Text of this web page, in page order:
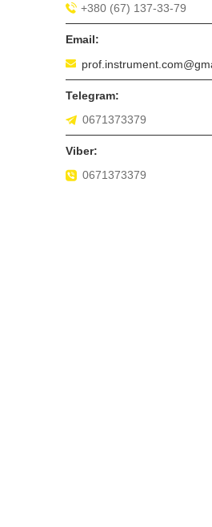
+380 (67) 137-33-79
0671373379
0671373379